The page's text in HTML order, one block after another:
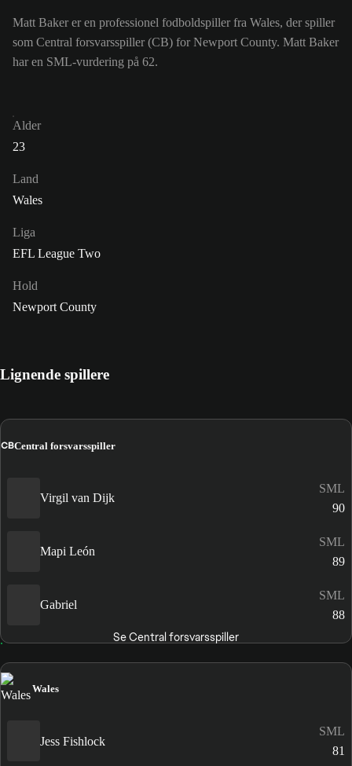
Matt Baker er en professionel fodboldspiller fra Wales, der spiller
som Central forsvarsspiller (CB) for Newport County. Matt Baker
har en SML-vurdering på 62.
Alder
23
Land
Wales
Liga
EFL League Two
Hold
Newport County
Lignende spillere
CBCentral forsvarsspiller
Virgil van Dijk
SML
90
Mapi León
SML
89
Gabriel
SML
88
Se Central forsvarsspiller
Wales
Jess Fishlock
SML
81